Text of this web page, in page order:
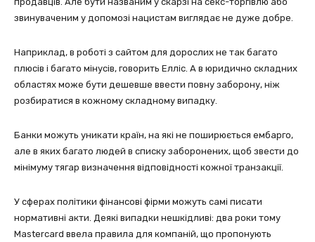
звинуваченим у допомозі нацистам виглядає не дуже добре.
Наприклад, в роботі з сайтом для дорослих не так багато
плюсів і багато мінусів, говорить Елліс. А в юридично складних
областях може бути дешевше ввести повну заборону, ніж
розбиратися в кожному складному випадку.
Банки можуть уникати країн, на які не поширюється ембарго,
але в яких багато людей в списку заборонених, щоб звести до
мінімуму тягар визначення відповідності кожної транзакції.
У сферах політики фінансові фірми можуть самі писати
нормативні акти. Деякі випадки нешкідливі: два роки тому
Mastercard ввела правила для компаній, що пропонують